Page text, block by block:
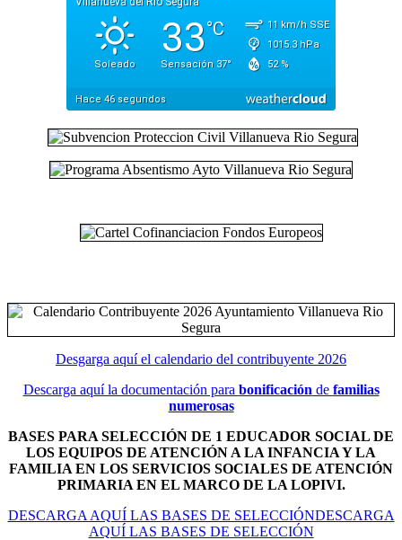
Desgarga aquí el calendario del contribuyente 2026
Descarga aquí la documentación para bonificación de familias
numerosas
BASES PARA SELECCIÓN DE 1 EDUCADOR SOCIAL DE
LOS EQUIPOS DE ATENCIÓN A LA INFANCIA Y LA
FAMILIA EN LOS SERVICIOS SOCIALES DE ATENCIÓN
PRIMARIA EN EL MARCO DE LA LOPIVI.
DESCARGA AQUÍ LAS BASES DE SELECCIÓNDESCARGA
AQUÍ LAS BASES DE SELECCIÓN